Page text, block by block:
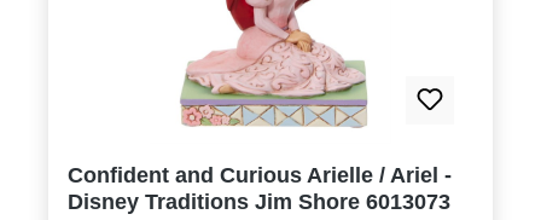
Figur aus hochwertigem KunstharzVerpackt
in einer eleganten Geschenkbox mit Disney
Traditions MarkenlogoEin wunderschönes
Sammlerstück für Disney-Fans und
Liebhaber von Arielle, die kleine
Confident and Curious Arielle / Ariel -
Disney Traditions Jim Shore 6013073